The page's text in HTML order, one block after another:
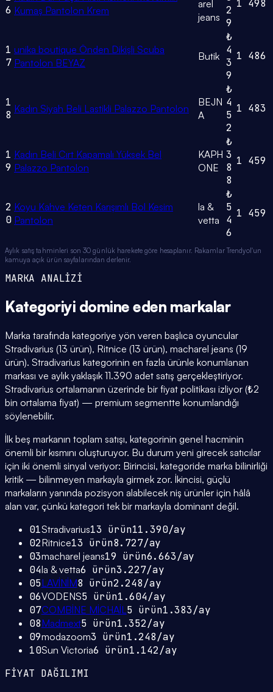
6 Kumaş Pantolon Krem
arel
jeans
2
9
1 498
1
7
unika boutique Önden Dikişli Scuba
Pantolon BEYAZ
Butik
₺
4
3
9
1 486
1
8 Kadın Siyah Beli Lastikli Palazzo Pantolon
BEJN
A
₺
4
5
2
1 483
1
9
Kadın Beli Cırt Kapamalı Yüksek Bel
Palazzo Pantolon
KAPH
ONE
₺
3
8
8
1 459
2
0
Koyu Kahve Keten Karışımlı Bol Kesim
Pantolon
la &
vetta
₺
5
4
6
1 459
Aylık satış tahminleri son 30 günlük harekete göre hesaplanır. Rakamlar Trendyol'un
kamuya açık ürün sayfalarından derlenir.
MARKA ANALİZİ
Kategoriyi domine eden markalar
Marka tarafında kategoriye yön veren başlıca oyuncular
Stradivarius (13 ürün), Ritnice (13 ürün), macharel jeans (19
ürün). Stradivarius kategorinin en fazla ürünle konumlanan
markası ve aylık yaklaşık 11.390 adet satış gerçekleştiriyor.
Stradivarius ortalamanın üzerinde bir fiyat politikası izliyor (₺2
bin ortalama fiyat) — premium segmentte konumlandığı
söylenebilir.
İlk beş markanın toplam satışı, kategorinin genel hacminin
önemli bir kısmını oluşturuyor. Bu durum yeni girecek satıcılar
için iki önemli sinyal veriyor: Birincisi, kategoride marka bilinirliği
kritik — bilinmeyen markayla girmek zor. İkincisi, güçlü
markaların yanında pozisyon alabilecek niş ürünler için hâlâ
alan var, çünkü kategori tek bir markayla dominant değil.
01Stradivarius13 ürün11.390/ay
02Ritnice13 ürün8.727/ay
03macharel jeans19 ürün6.663/ay
04la & vetta6 ürün3.227/ay
05LAVİNİM8 ürün2.248/ay
06VODENS5 ürün1.604/ay
07COMBİNE MİCHAİL5 ürün1.383/ay
08Madmext5 ürün1.352/ay
09modazoom3 ürün1.248/ay
10Sun Victoria6 ürün1.142/ay
FİYAT DAĞILIMI